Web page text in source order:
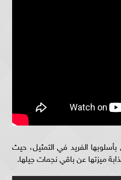
الفريد في التمثيل، حيث
ميزتها عن باقي نجمات جيلها.